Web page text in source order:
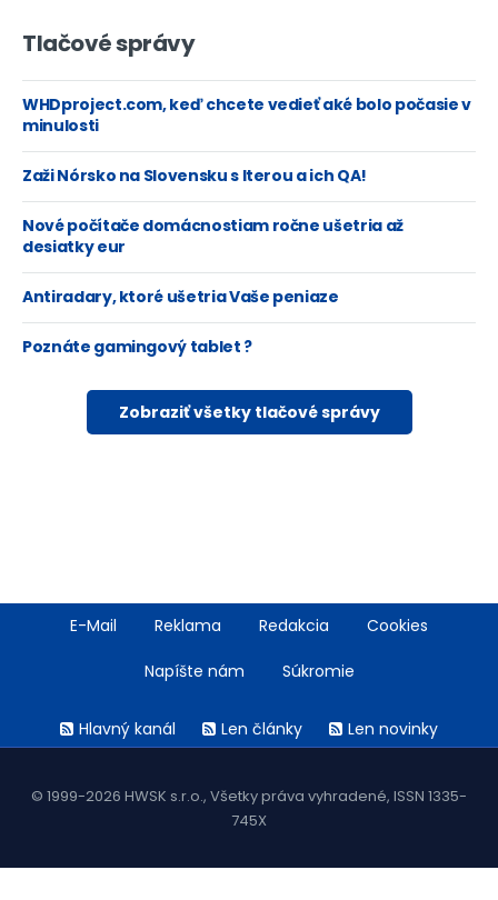
Tlačové správy
WHDproject.com, keď chcete vedieť aké bolo počasie v
minulosti
Zaži Nórsko na Slovensku s Iterou a ich QA!
Nové počítače domácnostiam ročne ušetria až
desiatky eur
Antiradary, ktoré ušetria Vaše peniaze
Poznáte gamingový tablet ?
Zobraziť všetky tlačové správy
FooterE-Mail Reklama Redakcia Cookies
Napíšte nám Súkromie
menuHlavný kanál Len články Len novinky
© 1999-2026 HWSK s.r.o., Všetky práva vyhradené, ISSN 1335-
745X